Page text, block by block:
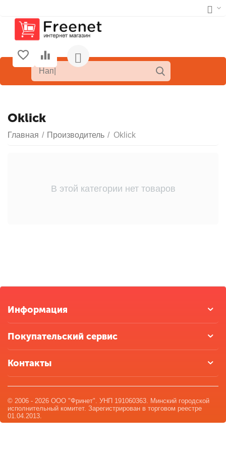
Oklick
Главная / Производитель / Oklick
В этой категории нет товаров
Информация
Покупательский сервис
Контакты
© 2006 - 2026 ООО "Фринет". УНП 191060363. Минский городской
исполнительный комитет. Зарегистрирован в торговом реестре
01.04.2013.